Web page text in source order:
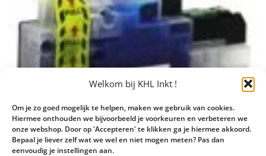
Welkom bij KHL Inkt !
Om je zo goed mogelijk te helpen, maken we gebruik van cookies.
Hiermee onthouden we bijvoorbeeld je voorkeuren en verbeteren we
onze webshop. Door op 'Accepteren' te klikken ga je hiermee akkoord.
Bepaal je liever zelf wat we wel en niet mogen meten? Pas dan
eenvoudig je instellingen aan.